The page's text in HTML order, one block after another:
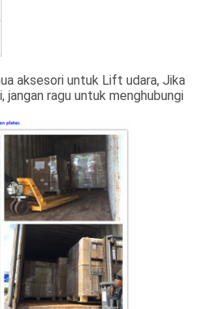
aksesori untuk Lift udara, Jika
jangan ragu untuk menghubungi